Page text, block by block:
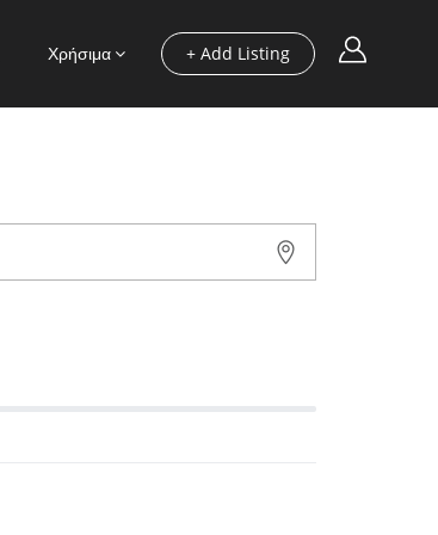
+ Add Listing
Χρήσιμα